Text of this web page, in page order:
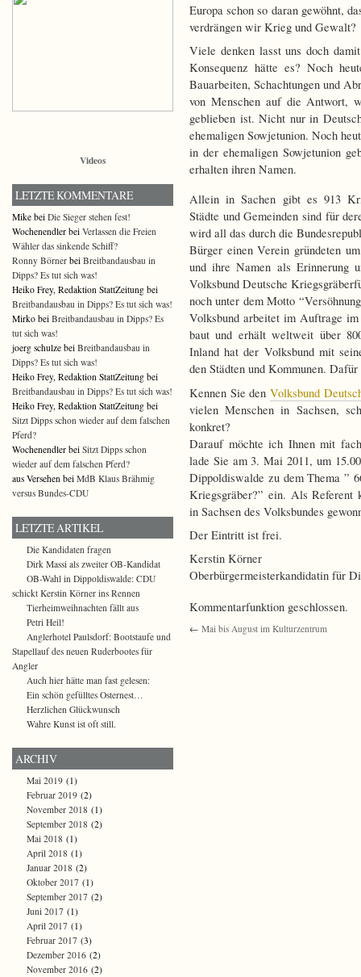
Europa schon so daran gewöhnt,
verdrängen wir Krieg und Gewalt?
Viele denken lasst uns doch
Konsequenz hätte es? Noch
Bauarbeiten, Schachtungen und
von Menschen auf die Antwort,
geblieben ist. Nicht nur in
ehemaligen Sowjetunion. Noch
in der ehemaligen Sowjetunion
erhalten ihren Namen.
Allein in Sachen gibt es 913
Städte und Gemeinden sind für
wird all das durch die
Bürger einen Verein gründeten
und ihre Namen als Erinnerung
Volksbund Deutsche
noch unter dem Motto
Volksbund arbeitet im Auftrage
baut und erhält weltweit über
Inland hat der Volksbund mit
den Städten und Kommunen.
Kennen Sie den Volksbund
vielen Menschen in Sachsen,
konkret?
Darauf möchte ich Ihnen mit
lade Sie am 3. Mai 2011, um
Dippoldiswalde zu dem Thema ”
Kriegsgräber?” ein. Als Referent
in Sachsen des Volksbundes
Der Eintritt ist frei.
Kerstin Körner
Oberbürgermeisterkandidatin für
Kommentarfunktion geschlossen.
← Mai bis August im Kulturzentrum
Videos
LETZTE KOMMENTARE
Mike bei Die Sieger stehen fest!
Wochenendler bei Verlassen die Freien
Wähler das sinkende Schiff?
Ronny Börner bei Breitbandausbau in
Dipps? Es tut sich was!
Heiko Frey, Redaktion StattZeitung bei
Breitbandausbau in Dipps? Es tut sich was!
Mirko bei Breitbandausbau in Dipps? Es
tut sich was!
joerg schulze bei Breitbandausbau in
Dipps? Es tut sich was!
Heiko Frey, Redaktion StattZeitung bei
Breitbandausbau in Dipps? Es tut sich was!
Heiko Frey, Redaktion StattZeitung bei
Sitzt Dipps schon wieder auf dem falschen
Pferd?
Wochenendler bei Sitzt Dipps schon
wieder auf dem falschen Pferd?
aus Versehen bei MdB Klaus Brähmig
versus Bundes-CDU
LETZTE ARTIKEL
Die Kandidaten fragen
Dirk Massi als zweiter OB-Kandidat
OB-Wahl in Dippoldiswalde: CDU
schickt Kerstin Körner ins Rennen
Tierheimweihnachten fällt aus
Petri Heil!
Anglerhotel Paulsdorf: Bootstaufe und
Stapellauf des neuen Ruderbootes für
Angler
Auch hier hätte man fast gelesen:
Ein schön gefülltes Osternest…
Herzlichen Glückwunsch
Wahre Kunst ist oft still.
ARCHIV
Mai 2019 (1)
Februar 2019 (2)
November 2018 (1)
September 2018 (2)
Mai 2018 (1)
April 2018 (1)
Januar 2018 (2)
Oktober 2017 (1)
September 2017 (2)
Juni 2017 (1)
April 2017 (1)
Februar 2017 (3)
Dezember 2016 (2)
November 2016 (2)